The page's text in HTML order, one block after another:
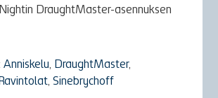
DraughtMaster-asennuksen
Anniskelu, DraughtMaster,
,Sinebrychoff